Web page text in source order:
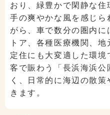
おり、緑豊かで閑静な住
手の爽やかな風を感じら
がら、車で数分の圏内に
トア、各種医療機関、
定住にも大変適した環境
客で賑わう「長浜海浜公
く、日常的に海辺の散
きます。